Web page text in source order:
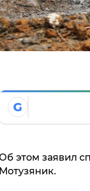
G
этом заявил
Мотузяник.